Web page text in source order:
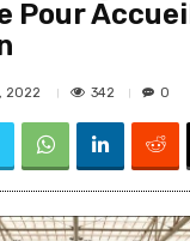
Pour
2022 342 0